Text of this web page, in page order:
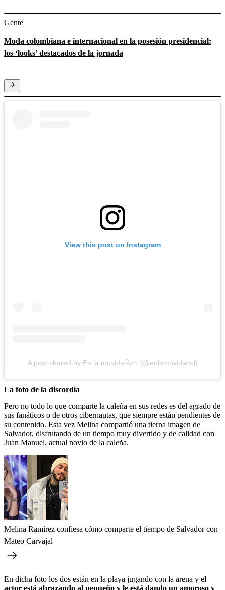
Gente
Moda colombiana e internacional en la posesión presidencial:
los ‘looks’ destacados de la jornada
View this post on Instagram
A post shared by En la movida🔍👀 (@enlamovidacol)
La foto de la discordia
Pero no todo lo que comparte la caleña en sus redes es del agrado de
sus fanáticos o de otros cibernautas, que siempre están pendientes de
su contenido. Esta vez Melina compartió una tierna imagen de
Salvador, disfrutando de un tiempo muy divertido y de calidad con
Juan Manuel, actual novio de la caleña.
Melina Ramírez confiesa cómo comparte el tiempo de Salvador con
Mateo Carvajal
En dicha foto los dos están en la playa jugando con la arena y el
actor está abrazando al pequeño y le está dando un amoroso y